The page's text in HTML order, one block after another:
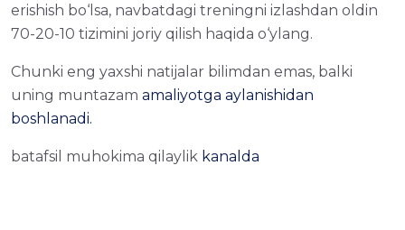
erishish bo‘lsa, navbatdagi treningni izlashdan oldin
70-20-10 tizimini joriy qilish haqida o‘ylang.
Chunki eng yaxshi natijalar bilimdan emas, balki
uning muntazam amaliyotga aylanishidan
boshlanadi.
batafsil muhokima qilaylik kanalda